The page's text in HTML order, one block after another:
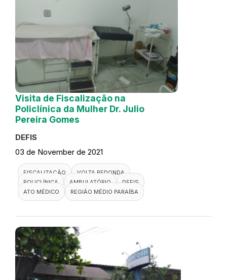
Visita de Fiscalização na
Policlínica da Mulher Dr. Julio
Pereira Gomes
DEFIS
03 de November de 2021
FISCALIZAÇÃO
VOLTA REDONDA
POLICLÍNICA
AMBULATÓRIO
DEFIS
ATO MÉDICO
REGIÃO MÉDIO PARAÍBA